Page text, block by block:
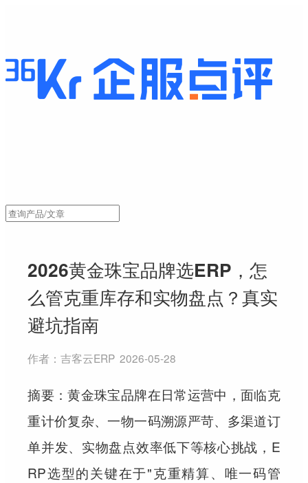
2026黄金珠宝品牌选ERP，怎
么管克重库存和实物盘点？真实
避坑指南
作者：吉客云ERP 2026-05-28
摘要：黄金珠宝品牌在日常运营中，面临克
重计价复杂、一物一码溯源严苛、多渠道订
单并发、实物盘点效率低下等核心挑战，E
RP选型的关键在于"克重精算、唯一码管